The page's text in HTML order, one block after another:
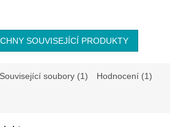
SOUVISEJÍCÍ PRODUKTY
Související soubory (1) Hodnocení (1)